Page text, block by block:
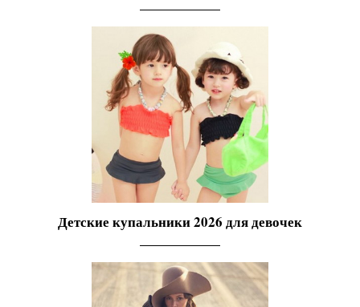
Детские купальники 2026 для девочек